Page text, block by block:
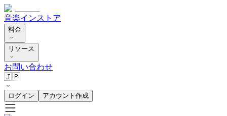
音楽インストア
料金
リソース
お問い合わせ
🇯🇵
ログイン アカウント作成